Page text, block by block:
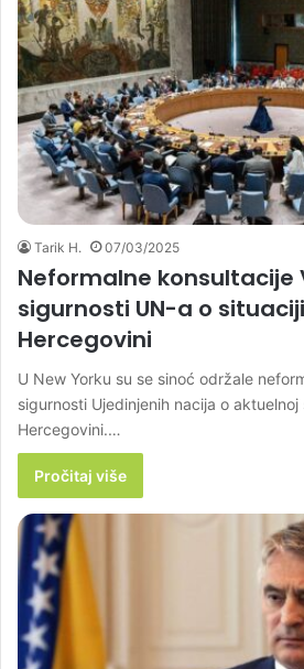
Tarik H. 07/03/2025
Neformalne konsultacije
sigurnosti UN-a o
Hercegovini
U New Yorku su se sinoć održale
sigurnosti Ujedinjenih nacija o aktuelnoj
Hercegovini.…
Pročitaj više